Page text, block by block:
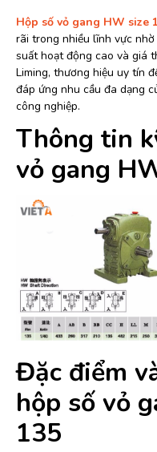
Hộp số vỏ gang HW size
rãi trong nhiều lĩnh vực
suất hoạt động cao và giá
Liming, thương hiệu uy tín
đáp ứng nhu cầu đa dạng
công nghiệp.
Thông tin
vỏ gang
Đặc điểm
hộp số vỏ
135